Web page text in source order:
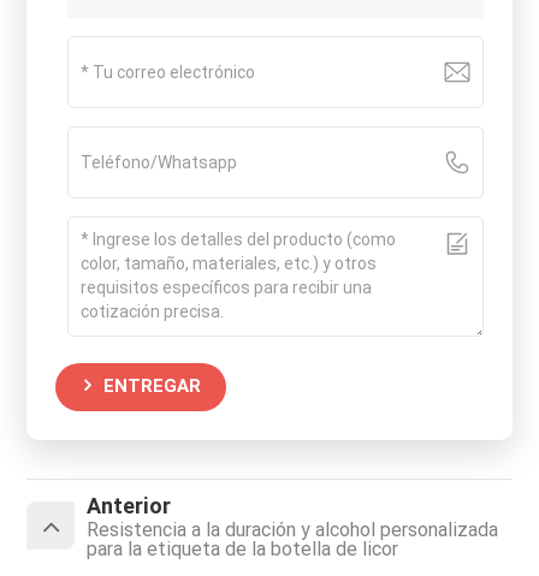
ENTREGAR
Anterior
Resistencia a la duración y alcohol personalizada
para la etiqueta de la botella de licor